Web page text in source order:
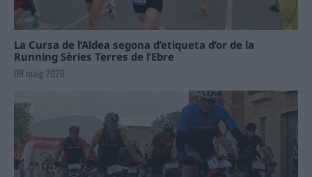
La Cursa de l’Aldea segona d’etiqueta d’or de la
Running Sèries Terres de l’Ebre
09 maig 2026